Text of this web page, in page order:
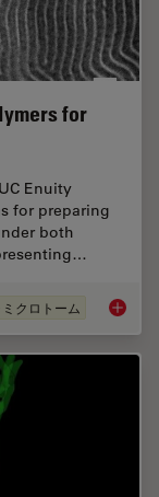
for
Enuity
for preparing
both
クロトーム